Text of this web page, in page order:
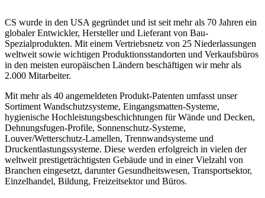
CS wurde in den USA gegründet und ist seit mehr als 70 Jahren ein
globaler Entwickler, Hersteller und Lieferant von Bau-
Spezialprodukten. Mit einem Vertriebsnetz von 25 Niederlassungen
weltweit sowie wichtigen Produktionsstandorten und Verkaufsbüros
in den meisten europäischen Ländern beschäftigen wir mehr als
2.000 Mitarbeiter.
Mit mehr als 40 angemeldeten Produkt-Patenten umfasst unser
Sortiment Wandschutzsysteme, Eingangsmatten-Systeme,
hygienische Hochleistungsbeschichtungen für Wände und Decken,
Dehnungsfugen-Profile, Sonnenschutz-Systeme,
Louver/Wetterschutz-Lamellen, Trennwandsysteme und
Druckentlastungssysteme. Diese werden erfolgreich in vielen der
weltweit prestigeträchtigsten Gebäude und in einer Vielzahl von
Branchen eingesetzt, darunter Gesundheitswesen, Transportsektor,
Einzelhandel, Bildung, Freizeitsektor und Büros.